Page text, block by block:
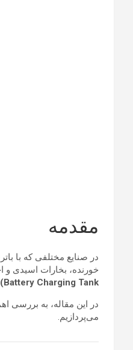
مقدمه
در صنایع مختلفی که با
خورنده، بخارات اسیدی و
Battery Charging Tank)
در این مقاله، به بررسی
می‌پردازیم.